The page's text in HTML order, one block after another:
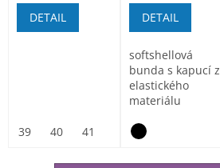
DETAIL
39 40 41 43
DETAIL
softshellová
bunda s kapucí z
elastického
materiálu
vnitřní část...